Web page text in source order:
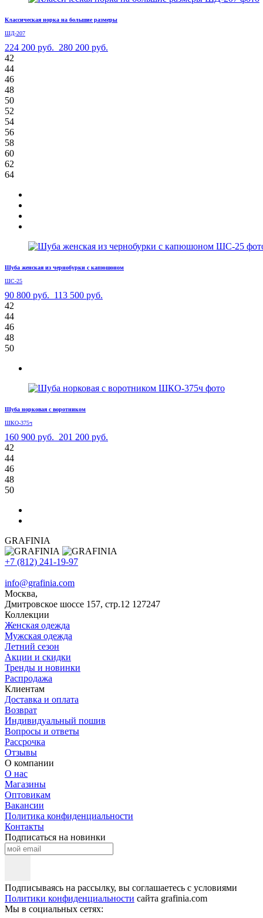
Классическая норка на большие размеры
ШД-207
224 200 руб. 280 200 руб.
42
44
46
48
50
52
54
56
58
60
62
64
Шуба женская из чернобурки с капюшоном
ШС-25
90 800 руб. 113 500 руб.
42
44
46
48
50
Шуба норковая с воротником
ШКО-375ч
160 900 руб. 201 200 руб.
42
44
46
48
50
GRAFINIA
+7 (812) 241-19-97
info@grafinia.com
Москва,
Дмитровское шоссе 157, стр.12 127247
Коллекции
Женская одежда
Мужская одежда
Летний сезон
Акции и скидки
Тренды и новинки
Распродажа
Клиентам
Доставка и оплата
Возврат
Индивидуальный пошив
Вопросы и ответы
Рассрочка
Отзывы
О компании
О нас
Магазины
Оптовикам
Вакансии
Политика конфиденциальности
Контакты
Подписаться на новинки
Подписываясь на рассылку, вы соглашаетесь с условиями
Политики конфиденциальности сайта grafinia.com
Мы в социальных сетях: